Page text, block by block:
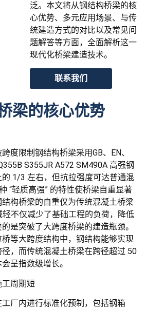
泛。本文将从钢结构桥梁的核
心优势、多元应用场景、与传
统建造方式的对比以及常见问
题解答等方面，全面解析这一
现代化桥梁建造技术。
联系我们
梁的核心优势
度限制 钢结构桥梁采用GB、EN、
S355JR A572 SM490A 高强钢
1/3 左右，但抗拉强度可达普通混
“轻质高强” 的特性使桥梁自重显著
构桥梁的自重仅为传统混凝土桥梁
不仅减少了基础工程的负荷，降低
是突破了大跨度桥梁的建造瓶颈。
等大跨度结构中，钢结构能够实现
，而传统混凝土桥梁在跨径超过 50
呈指数级增长。
工周期短
厂内进行标准化预制，包括钢箱